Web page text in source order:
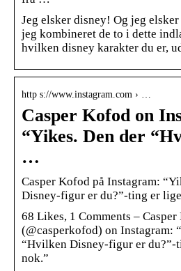
Jeg elsker disney! Og jeg
jeg kombineret de to i dette
hvilken disney karakter du er,
http s://www.instagram.com › …
Casper Kofod on
“Yikes. Den der
…
Casper Kofod på Instagram:
Disney-figur er du?”-ting er
68 Likes, 1 Comments –
(@casperkofod) on Instagram:
“Hvilken Disney-figur er du?”-
nok.”